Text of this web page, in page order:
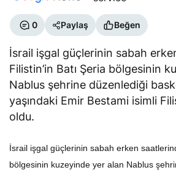
0 Paylaş Beğen
İsrail işgal güçlerinin sabah
Filistin’in Batı Şeria bölgesinin
Nablus şehrine düzenlediği
yaşındaki Emir Bestami isimli
oldu.
İsrail işgal güçlerinin sabah erken
bölgesinin kuzeyinde yer alan Nablus